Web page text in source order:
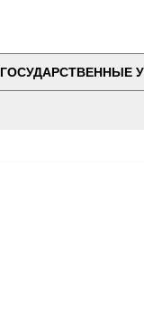
ГОСУДАРСТВЕННЫЕ